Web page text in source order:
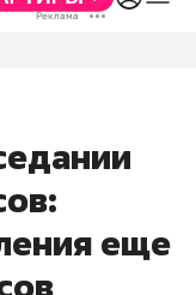
еще